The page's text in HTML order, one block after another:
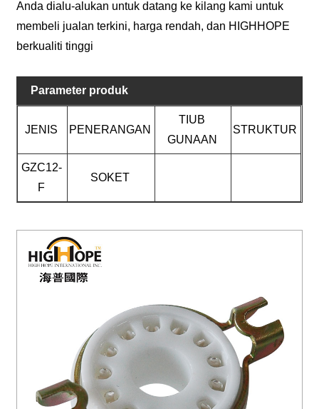
Anda dialu-alukan untuk datang ke kilang kami untuk
membeli jualan terkini, harga rendah, dan HIGHHOPE
berkualiti tinggi
Parameter produk
JENIS PENERANGAN
TIUB
GUNAAN
STRUKTUR
GZC12-
F
SOKET